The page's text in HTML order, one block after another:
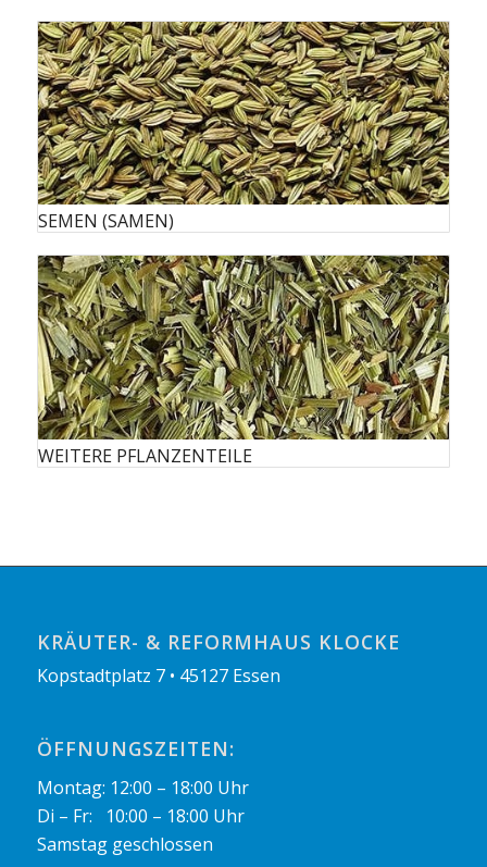
SEMEN (SAMEN)
WEITERE PFLANZENTEILE
KRÄUTER- & REFORMHAUS KLOCKE
Kopstadtplatz 7 • 45127 Essen
ÖFFNUNGSZEITEN:
Montag: 12:00 – 18:00 Uhr
Di – Fr: 10:00 – 18:00 Uhr
Samstag geschlossen